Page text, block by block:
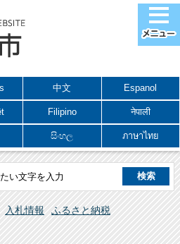
中文 Espanol
Filipino नेपाली
සිංහල ภาษาไทย
入札情報
ふるさと納税